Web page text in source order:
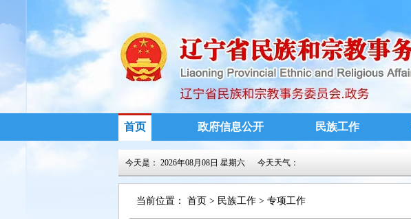
首页 政府信息公开 民族工作
今天是： 2026年08月08日 星期六 今天天气：
当前位置： 首页 > 民族工作 > 专项工作